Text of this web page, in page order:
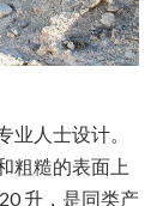
人士设计。
粗糙的表面上
升，是同类产